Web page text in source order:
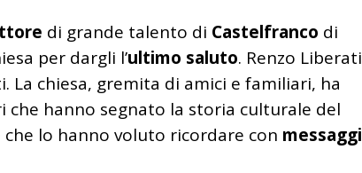
di grande talento di Castelfranco di
per dargli l’ultimo saluto. Renzo Liberati
La chiesa, gremita di amici e familiari, ha
che hanno segnato la storia culturale del
lo hanno voluto ricordare con messaggi